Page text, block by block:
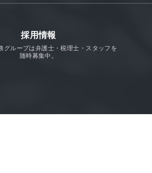
採用情報
グループは弁護士・税理士・スタッフを
随時募集中。